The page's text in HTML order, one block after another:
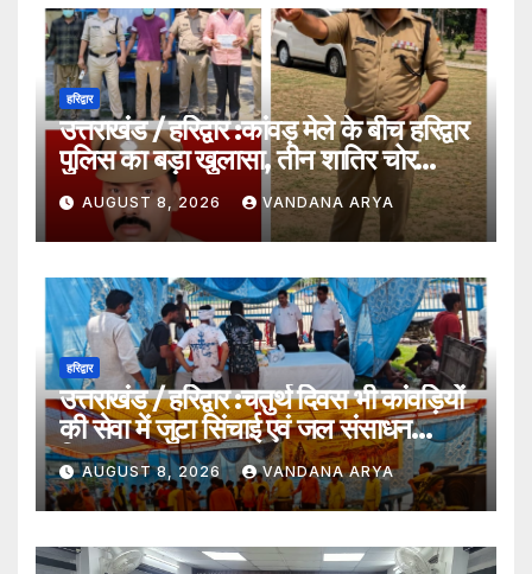
हरिद्वार
उत्तराखंड / हरिद्वार :कांवड़ मेले के बीच हरिद्वार
पुलिस का बड़ा खुलासा, तीन शातिर चोर
गिरफ्तार…
AUGUST 8, 2026 VANDANA ARYA
हरिद्वार
उत्तराखंड / हरिद्वार :चतुर्थ दिवस भी कांवड़ियों
की सेवा में जुटा सिंचाई एवं जल संसाधन
विभाग…
AUGUST 8, 2026 VANDANA ARYA